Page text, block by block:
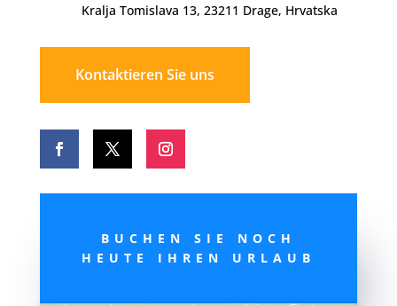
Kralja Tomislava 13, 23211 Drage, Hrvatska
Kontaktieren Sie uns
BUCHEN SIE NOCH
HEUTE IHREN URLAUB